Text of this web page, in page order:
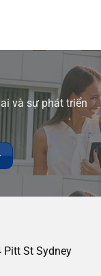
và sự phát triển
Pitt St Sydney